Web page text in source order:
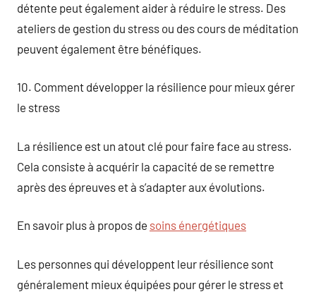
détente peut également aider à réduire le stress. Des
ateliers de gestion du stress ou des cours de méditation
peuvent également être bénéfiques.
10. Comment développer la résilience pour mieux gérer
le stress
La résilience est un atout clé pour faire face au stress.
Cela consiste à acquérir la capacité de se remettre
après des épreuves et à s’adapter aux évolutions.
En savoir plus à propos de soins énergétiques
Les personnes qui développent leur résilience sont
généralement mieux équipées pour gérer le stress et